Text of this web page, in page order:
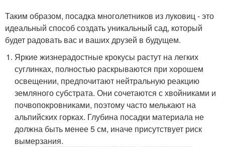
Таким образом, посадка многолетников из луковиц - это
идеальный способ создать уникальный сад, который
будет радовать вас и ваших друзей в будущем.
Яркие жизнерадостные крокусы растут на легких
суглинках, полностью раскрываются при хорошем
освещении, предпочитают нейтральную реакцию
земляного субстрата. Они сочетаются с хвойниками и
почвопокровниками, поэтому часто мелькают на
альпийских горках. Глубина посадки материала не
должна быть менее 5 см, иначе присутствует риск
вымерзания.